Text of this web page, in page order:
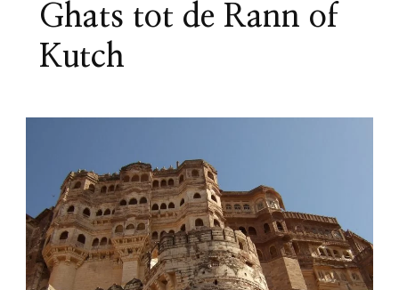
Ghats tot de Rann of
Kutch